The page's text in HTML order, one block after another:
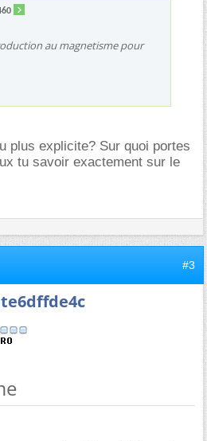
au magnetisme pour
plus explicite? Sur quoi portes
tu savoir exactement sur le
#3